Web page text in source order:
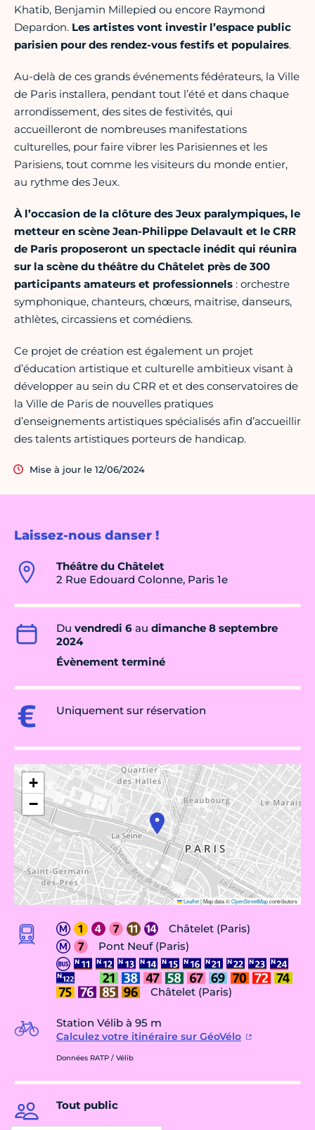
Laissez-nous danser !
Théâtre du Châtelet
2 Rue Edouard Colonne, Paris 1e
Du vendredi 6 au dimanche 8 septembre
2024
Évènement terminé
Uniquement sur réservation
+
−
Leaflet|Map data ©OpenStreetMapcontributors
Châtelet (Paris)
Pont Neuf (Paris)
Châtelet (Paris)
Station Vélib à 95 m
Calculez votre itinéraire sur GéoVélo
Données RATP / Vélib
Tout public
Khatib, Benjamin Millepied ou encore Raymond
Depardon. Les artistes vont investir l’espace public
parisien pour des rendez-vous festifs et populaires.
Au-delà de ces grands événements fédérateurs, la Ville
de Paris installera, pendant tout l’été et dans chaque
arrondissement, des sites de festivités, qui
accueilleront de nombreuses manifestations
culturelles, pour faire vibrer les Parisiennes et les
Parisiens, tout comme les visiteurs du monde entier,
au rythme des Jeux.
À l’occasion de la clôture des Jeux paralympiques, le
metteur en scène Jean-Philippe Delavault et le CRR
de Paris proposeront un spectacle inédit qui réunira
sur la scène du théâtre du Châtelet près de 300
participants amateurs et professionnels : orchestre
symphonique, chanteurs, chœurs, maitrise, danseurs,
athlètes, circassiens et comédiens.
Ce projet de création est également un projet
d’éducation artistique et culturelle ambitieux visant à
développer au sein du CRR et et des conservatoires de
la Ville de Paris de nouvelles pratiques
d’enseignements artistiques spécialisés afin d’accueillir
des talents artistiques porteurs de handicap.
Mise à jour le 12/06/2024